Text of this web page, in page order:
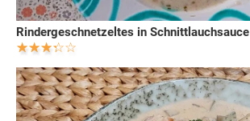
Rindergeschnetzeltes in Schnittlauchsauce